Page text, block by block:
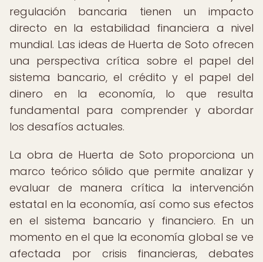
regulación bancaria tienen un impacto
directo en la estabilidad financiera a nivel
mundial. Las ideas de Huerta de Soto ofrecen
una perspectiva crítica sobre el papel del
sistema bancario, el crédito y el papel del
dinero en la economía, lo que resulta
fundamental para comprender y abordar
los desafíos actuales.
La obra de Huerta de Soto proporciona un
marco teórico sólido que permite analizar y
evaluar de manera crítica la intervención
estatal en la economía, así como sus efectos
en el sistema bancario y financiero. En un
momento en el que la economía global se ve
afectada por crisis financieras, debates